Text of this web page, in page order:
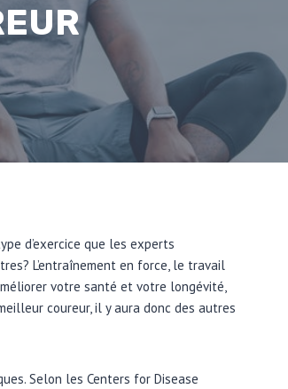
d’exercice que les experts
L’entraînement en force, le travail
votre santé et votre longévité,
coureur, il y aura donc des autres
Selon les Centers for Disease